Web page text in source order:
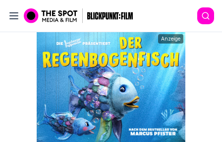
Anzeige